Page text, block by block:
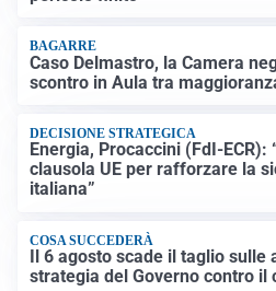
BAGARRE
Caso Delmastro, la Camera
scontro in Aula tra
DECISIONE STRATEGICA
Energia, Procaccini (FdI-ECR):
clausola UE per rafforzare la
italiana”
COSA SUCCEDERÀ
Il 6 agosto scade il taglio
strategia del Governo contro il